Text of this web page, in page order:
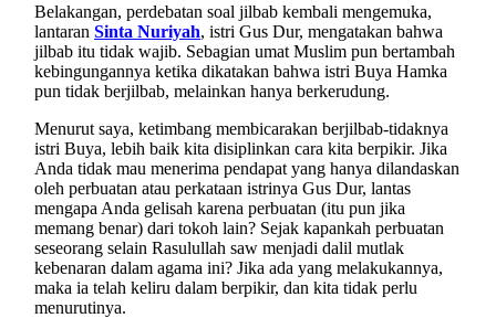
Belakangan, perdebatan soal jilbab kembali mengemuka,
lantaran Sinta Nuriyah, istri Gus Dur, mengatakan bahwa
jilbab itu tidak wajib. Sebagian umat Muslim pun bertambah
kebingungannya ketika dikatakan bahwa istri Buya Hamka
pun tidak berjilbab, melainkan hanya berkerudung.
Menurut saya, ketimbang membicarakan berjilbab-tidaknya
istri Buya, lebih baik kita disiplinkan cara kita berpikir. Jika
Anda tidak mau menerima pendapat yang hanya dilandaskan
oleh perbuatan atau perkataan istrinya Gus Dur, lantas
mengapa Anda gelisah karena perbuatan (itu pun jika
memang benar) dari tokoh lain? Sejak kapankah perbuatan
seseorang selain Rasulullah saw menjadi dalil mutlak
kebenaran dalam agama ini? Jika ada yang melakukannya,
maka ia telah keliru dalam berpikir, dan kita tidak perlu
menurutinya.